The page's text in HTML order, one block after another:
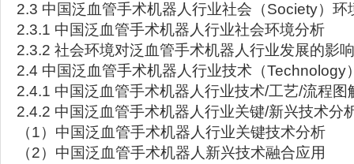
2.3 中国泛血管手术机器人行业社会（Society）环
2.3.1 中国泛血管手术机器人行业社会环境分析
2.3.2 社会环境对泛血管手术机器人行业发展的影
2.4 中国泛血管手术机器人行业技术（Technology
2.4.1 中国泛血管手术机器人行业技术/工艺/流程图
2.4.2 中国泛血管手术机器人行业关键/新兴技术分
（1）中国泛血管手术机器人行业关键技术分析
（2）中国泛血管手术机器人新兴技术融合应用